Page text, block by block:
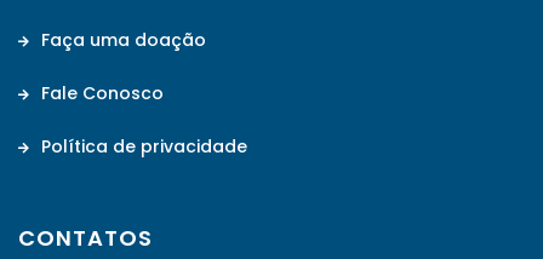
Faça uma doação
Fale Conosco
Política de privacidade
CONTATOS